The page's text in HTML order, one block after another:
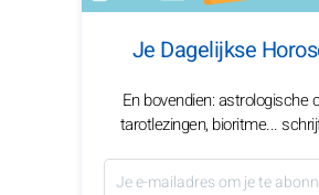
Je Dagelijkse
En bovendien: astrologische
tarotlezingen, bioritme...